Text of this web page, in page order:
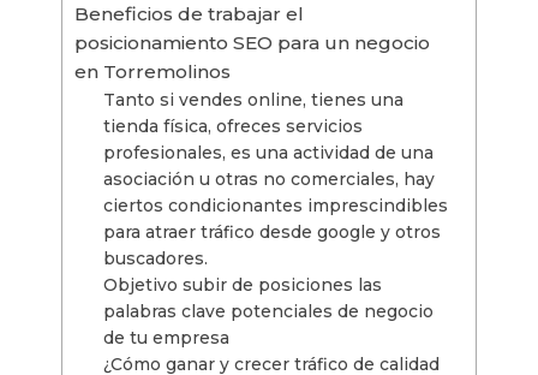
Beneficios de trabajar el
posicionamiento SEO para un negocio
en Torremolinos
Tanto si vendes online, tienes una
tienda física, ofreces servicios
profesionales, es una actividad de una
asociación u otras no comerciales, hay
ciertos condicionantes imprescindibles
para atraer tráfico desde google y otros
buscadores.
Objetivo subir de posiciones las
palabras clave potenciales de negocio
de tu empresa
¿Cómo ganar y crecer tráfico de calidad